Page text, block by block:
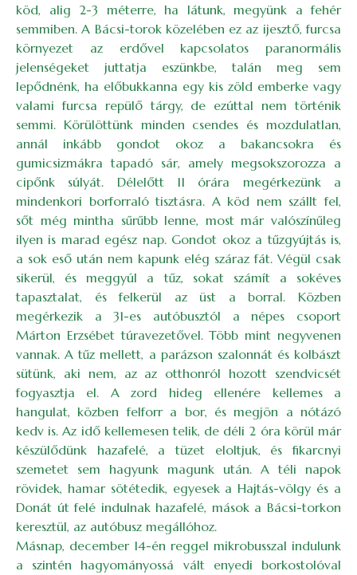
köd, alig 2-3 méterre, ha látunk, megyünk a fehér
semmiben. A Bácsi-torok közelében ez az ijesztő, furcsa
környezet az erdővel kapcsolatos paranormális
jelenségeket juttatja eszünkbe, talán meg sem
lepődnénk, ha előbukkanna egy kis zöld emberke vagy
valami furcsa repülő tárgy, de ezúttal nem történik
semmi. Körülöttünk minden csendes és mozdulatlan,
annál inkább gondot okoz a bakancsokra és
gumicsizmákra tapadó sár, amely megsokszorozza a
cipőnk súlyát. Délelőtt 11 órára megérkezünk a
mindenkori borforraló tisztásra. A köd nem szállt fel,
sőt még mintha sűrűbb lenne, most már valószínűleg
ilyen is marad egész nap. Gondot okoz a tűzgyújtás is,
a sok eső után nem kapunk elég száraz fát. Végül csak
sikerül, és meggyúl a tűz, sokat számít a sokéves
tapasztalat, és felkerül az üst a borral. Közben
megérkezik a 31-es autóbusztól a népes csoport
Márton Erzsébet túravezetővel. Több mint negyvenen
vannak. A tűz mellett, a parázson szalonnát és kolbászt
sütünk, aki nem, az az otthonról hozott szendvicsét
fogyasztja el. A zord hideg ellenére kellemes a
hangulat, közben felforr a bor, és megjön a nótázó
kedv is. Az idő kellemesen telik, de déli 2 óra körül már
készülődünk hazafelé, a tüzet eloltjuk, és fikarcnyi
szemetet sem hagyunk magunk után. A téli napok
rövidek, hamar sötétedik, egyesek a Hajtás-völgy és a
Donát út felé indulnak hazafelé, mások a Bácsi-torkon
keresztül, az autóbusz megállóhoz.
Másnap, december 14-én reggel mikrobusszal indulunk
a szintén hagyományossá vált enyedi borkostolóval